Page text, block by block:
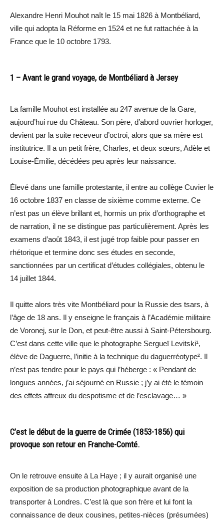
Alexandre Henri Mouhot naît le 15 mai 1826 à Montbéliard,
ville qui adopta la Réforme en 1524 et ne fut rattachée à la
France que le 10 octobre 1793.
1 – Avant le grand voyage, de Montbéliard à Jersey
La famille Mouhot est installée au 247 avenue de la Gare,
aujourd’hui rue du Château. Son père, d’abord ouvrier horloger,
devient par la suite receveur d’octroi, alors que sa mère est
institutrice. Il a un petit frère, Charles, et deux sœurs, Adèle et
Louise-Émilie, décédées peu après leur naissance.
Élevé dans une famille protestante, il entre au collège Cuvier le
16 octobre 1837 en classe de sixième comme externe. Ce
n’est pas un élève brillant et, hormis un prix d’orthographe et
de narration, il ne se distingue pas particulièrement. Après les
examens d’août 1843, il est jugé trop faible pour passer en
rhétorique et termine donc ses études en seconde,
sanctionnées par un certificat d’études collégiales, obtenu le
14 juillet 1844.
Il quitte alors très vite Montbéliard pour la Russie des tsars, à
l’âge de 18 ans. Il y enseigne le français à l’Académie militaire
de Voronej, sur le Don, et peut-être aussi à Saint-Pétersbourg.
C’est dans cette ville que le photographe Sergueï Levitski¹,
élève de Daguerre, l’initie à la technique du daguerréotype². Il
n’est pas tendre pour le pays qui l’héberge : « Pendant de
longues années, j’ai séjourné en Russie ; j’y ai été le témoin
des effets affreux du despotisme et de l’esclavage… »
C’est le début de la guerre de Crimée (1853-1856) qui
provoque son retour en Franche-Comté.
On le retrouve ensuite à La Haye ; il y aurait organisé une
exposition de sa production photographique avant de la
transporter à Londres. C’est là que son frère et lui font la
connaissance de deux cousines, petites-nièces (présumées)